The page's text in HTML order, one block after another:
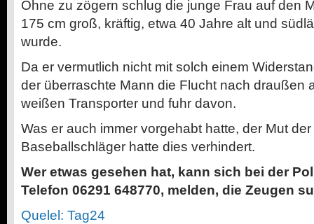
Ohne zu zögern schlug die junge Frau auf den
175 cm groß, kräftig, etwa 40 Jahre alt und
wurde.
Da er vermutlich nicht mit solch einem
der überraschte Mann die Flucht nach draußen
weißen Transporter und fuhr davon.
Was er auch immer vorgehabt hatte, der Mut
Baseballschläger hatte dies verhindert.
Wer etwas gesehen hat, kann sich bei der
Telefon 06291 648770, melden, die Zeugen
Quelel: Tag24